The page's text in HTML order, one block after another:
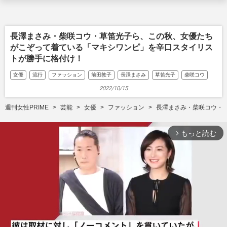
長澤まさみ・柴咲コウ・草笛光子ら、この秋、女優たち
がこぞって着ている「マキシワンピ」を辛口スタイリス
トが勝手に格付け！
女優 流行 ファッション 前田敦子 長澤まさみ 草笛光子 柴咲コウ
2022/10/15
週刊女性PRIME 芸能 女優 ファッション 長澤まさみ・柴咲コウ・
arrow_forward_ios もっと読む